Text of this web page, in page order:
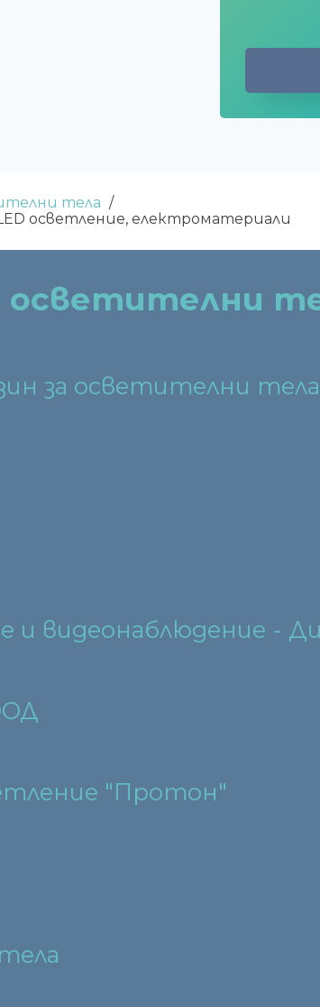
тела
осветление, електроматериали
осветителни
за осветителни тела
и видеонаблюдение -
"Протон"